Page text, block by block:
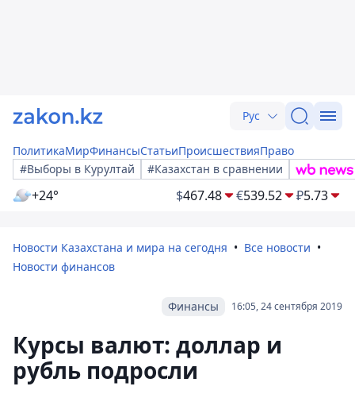
Рус
ПолитикаМирФинансыСтатьиПроисшествияПраво
#Выборы в Курултай
#Казахстан в сравнении
+24° $467.48 €539.52 ₽5.73
Новости Казахстана и мира на сегодня
Все новости
Новости финансов
16:05, 24 сентября 2019
Финансы
Курсы валют: доллар и
рубль подросли